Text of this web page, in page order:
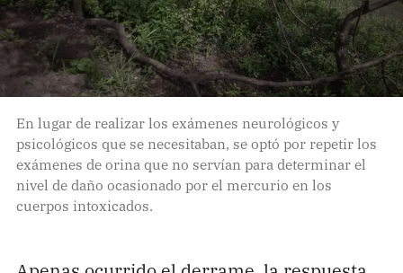
En lugar de realizar los exámenes neurológicos y
psicológicos que se necesitaban, se optó por repetir los
exámenes de orina que no servían para determinar el
nivel de daño ocasionado por el mercurio en los
cuerpos intoxicados.